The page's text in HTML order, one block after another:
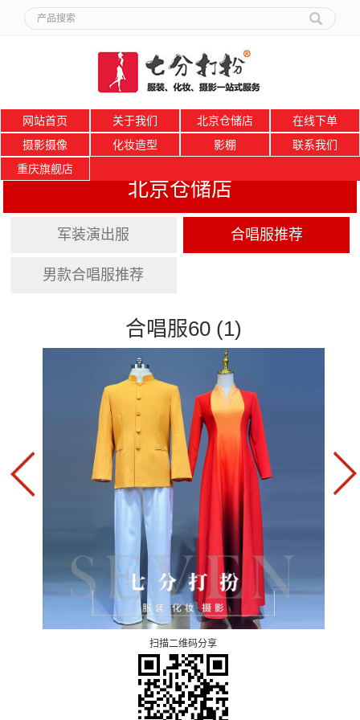
网站首页 关于我们 北京仓储店
在线下单
摄影摄像
化妆造型 影棚
联系我们
重庆旗舰店
北京仓储店
军装演出服 合唱服推荐
男款合唱服推荐
合唱服60 (1)
扫描二维码分享